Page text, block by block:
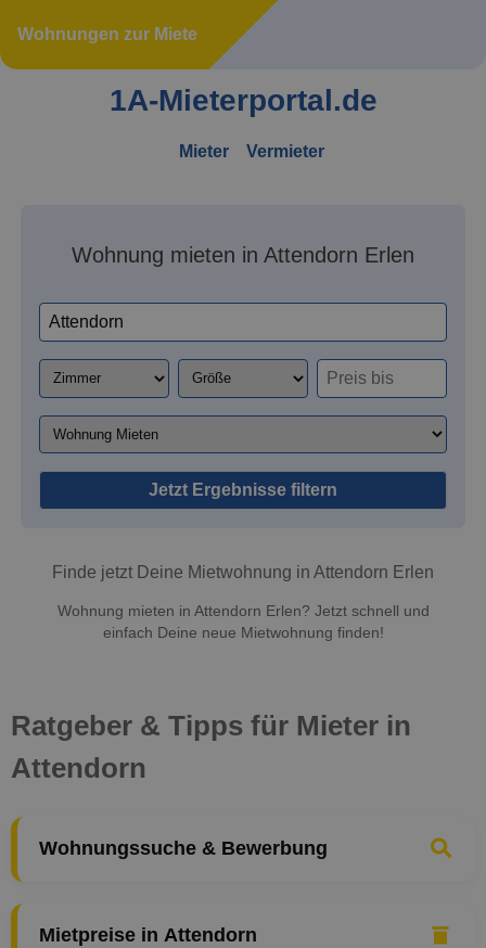
Wohnungen zur Miete
1A-Mieterportal.de
Mieter Vermieter
Wohnung mieten in Attendorn Erlen
Jetzt Ergebnisse filtern
Finde jetzt Deine Mietwohnung in Attendorn Erlen
Wohnung mieten in Attendorn Erlen? Jetzt schnell und
einfach Deine neue Mietwohnung finden!
Ratgeber & Tipps für Mieter in
Attendorn
Wohnungssuche & Bewerbung
Mietpreise in Attendorn